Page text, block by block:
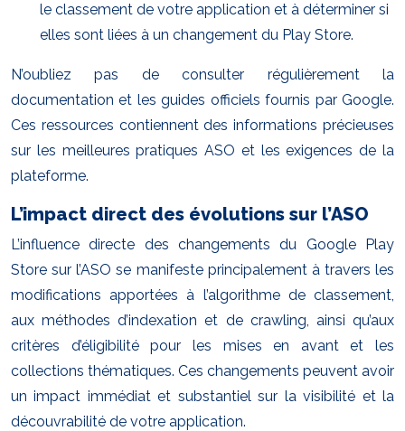
le classement de votre application et à déterminer si
elles sont liées à un changement du Play Store.
N’oubliez pas de consulter régulièrement la
documentation et les guides officiels fournis par Google.
Ces ressources contiennent des informations précieuses
sur les meilleures pratiques ASO et les exigences de la
plateforme.
L’impact direct des évolutions sur l’ASO
L’influence directe des changements du Google Play
Store sur l’ASO se manifeste principalement à travers les
modifications apportées à l’algorithme de classement,
aux méthodes d’indexation et de crawling, ainsi qu’aux
critères d’éligibilité pour les mises en avant et les
collections thématiques. Ces changements peuvent avoir
un impact immédiat et substantiel sur la visibilité et la
découvrabilité de votre application.